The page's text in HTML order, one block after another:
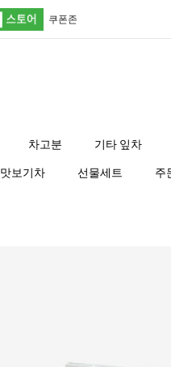
쿠폰존
차고분 기타 잎차
맛보기차 선물세트 주